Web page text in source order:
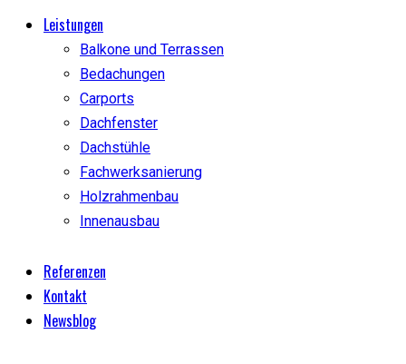
Leistungen
Balkone und Terrassen
Bedachungen
Carports
Dachfenster
Dachstühle
Fachwerksanierung
Holzrahmenbau
Innenausbau
Referenzen
Kontakt
Newsblog